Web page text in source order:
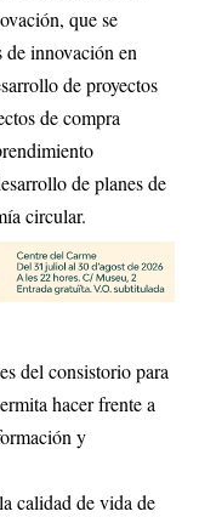
que se
innovación en
de proyectos
de compra
de planes de
circular.
del consistorio para
hacer frente a
y
calidad de vida de